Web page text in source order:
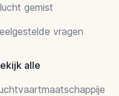
gemist
vragen
alle